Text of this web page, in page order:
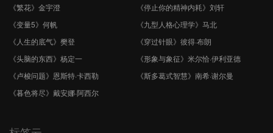
《繁花》金宇澄
《停止你的精神内耗》刘轩
《变量5》何帆
《九型人格心理学》马北
《人生的底气》樊登
《穿过针眼》彼得·布朗
《头脑的东西》杨定一
《形象与象征》米尔恰·伊利亚德
《卢梭问题》恩斯特·卡西勒
《斯多葛式智慧》南希·谢尔曼
《暮色将尽》戴安娜·阿西尔